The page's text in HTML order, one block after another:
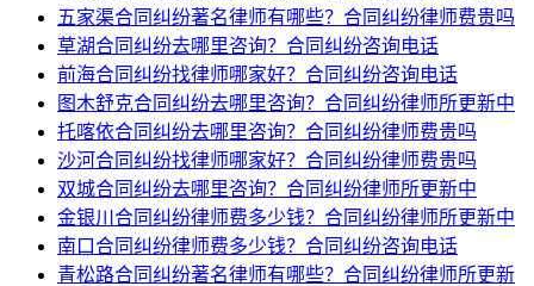
五家渠合同纠纷著名律师有哪些？合同纠纷律师费贵吗
草湖合同纠纷去哪里咨询？合同纠纷咨询电话
前海合同纠纷找律师哪家好？合同纠纷咨询电话
图木舒克合同纠纷去哪里咨询？合同纠纷律师所更新中
托喀依合同纠纷去哪里咨询？合同纠纷律师费贵吗
沙河合同纠纷找律师哪家好？合同纠纷律师费贵吗
双城合同纠纷去哪里咨询？合同纠纷律师所更新中
金银川合同纠纷律师费多少钱？合同纠纷律师所更新中
南口合同纠纷律师费多少钱？合同纠纷咨询电话
青松路合同纠纷著名律师有哪些？合同纠纷律师所更新